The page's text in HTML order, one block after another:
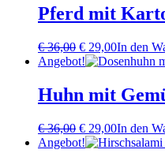
€ 30,00 € 24,00.
Pferd mit
€36,00 Ursprünglicher
Preis
€ 36,00
€ 29,00Aktueller
Preis
€ 29,00.
In den
Angebot!
Huhn mit
€36,00 Ursprünglicher
Preis
€ 29,00Aktueller
Preis
In den
Angebot!